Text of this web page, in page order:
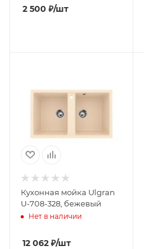
2 500 ₽/шт
Кухонная мойка Ulgran
U-708-328, бежевый
Нет в наличии
12 062 ₽/шт